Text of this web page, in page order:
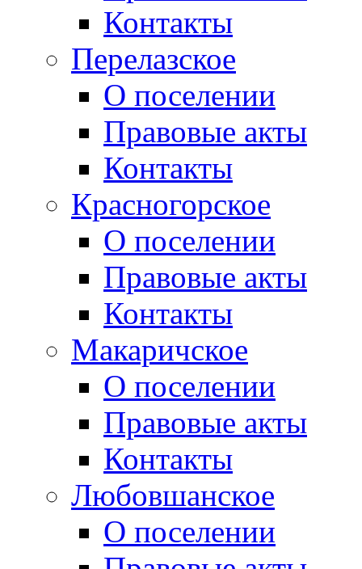
Контакты
Перелазское
О поселении
Правовые акты
Контакты
Красногорское
О поселении
Правовые акты
Контакты
Макаричское
О поселении
Правовые акты
Контакты
Любовшанское
О поселении